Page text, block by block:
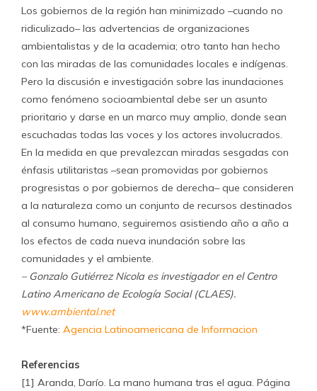
Los gobiernos de la región han minimizado –cuando no
ridiculizado– las advertencias de organizaciones
ambientalistas y de la academia; otro tanto han hecho
con las miradas de las comunidades locales e indígenas.
Pero la discusión e investigación sobre las inundaciones
como fenómeno socioambiental debe ser un asunto
prioritario y darse en un marco muy amplio, donde sean
escuchadas todas las voces y los actores involucrados.
En la medida en que prevalezcan miradas sesgadas con
énfasis utilitaristas –sean promovidas por gobiernos
progresistas o por gobiernos de derecha– que consideren
a la naturaleza como un conjunto de recursos destinados
al consumo humano, seguiremos asistiendo año a año a
los efectos de cada nueva inundación sobre las
comunidades y el ambiente.
– Gonzalo Gutiérrez Nicola es investigador en el Centro
Latino Americano de Ecología Social (CLAES).
www.ambiental.net
*Fuente: Agencia Latinoamericana de Informacion
Referencias
[1] Aranda, Darío. La mano humana tras el agua. Página